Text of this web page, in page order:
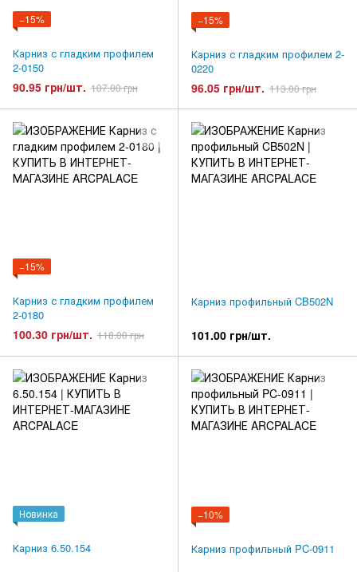
−15%
Карниз с гладким профилем
2-0150
90.95 грн/шт. 107.00 грн
−15%
Карниз с гладким профилем 2-
0220
96.05 грн/шт. 113.00 грн
−15%
Карниз с гладким профилем
2-0180
100.30 грн/шт. 118.00 грн
Карниз профильный CB502N
101.00 грн/шт.
Новинка
Карниз 6.50.154
−10%
Карниз профильный PC-0911